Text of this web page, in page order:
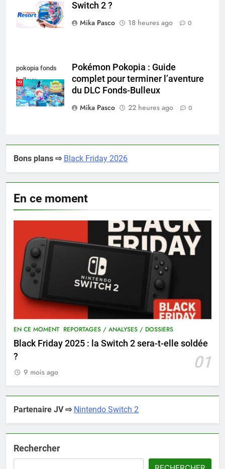
nintendo switch
Switch 2 ?
Mika Pasco
18 heures ago 0
pokopia fonds
bulleux
Pokémon Pokopia : Guide
complet pour terminer l’aventure
du DLC Fonds-Bulleux
Mika Pasco
22 heures ago 0
Bons plans ⇨ Black Friday 2026
En ce moment
EN CE MOMENT REPORTAGES / ANALYSES / DOSSIERS
Black Friday 2025 : la Switch 2 sera-t-elle soldée
?
01
9 mois ago
Partenaire JV ⇨ Nintendo Switch 2
Rechercher